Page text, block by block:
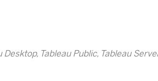
Desktop, Tableau Public, Tableau